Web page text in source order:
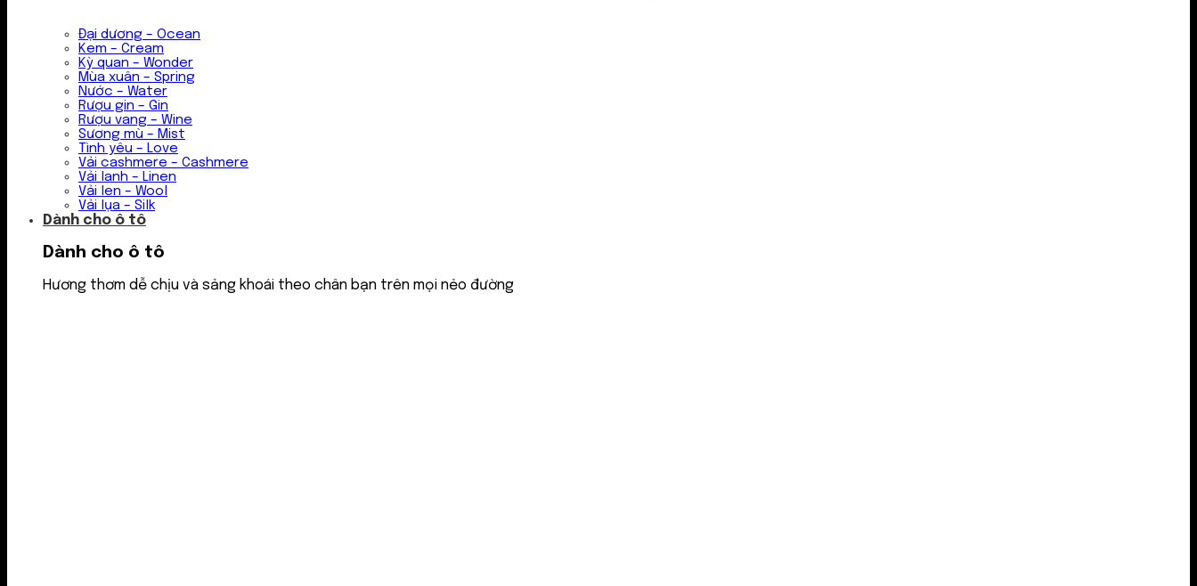
Đại dương – Ocean
Kem – Cream
Kỳ quan – Wonder
Mùa xuân – Spring
Nước – Water
Rượu gin – Gin
Rượu vang – Wine
Sương mù – Mist
Tình yêu – Love
Vải cashmere – Cashmere
Vải lanh – Linen
Vải len – Wool
Vải lụa – Silk
Dành cho ô tô
Dành cho ô tô
Hương thơm dễ chịu và sảng khoái theo chân bạn trên mọi nẻo đường